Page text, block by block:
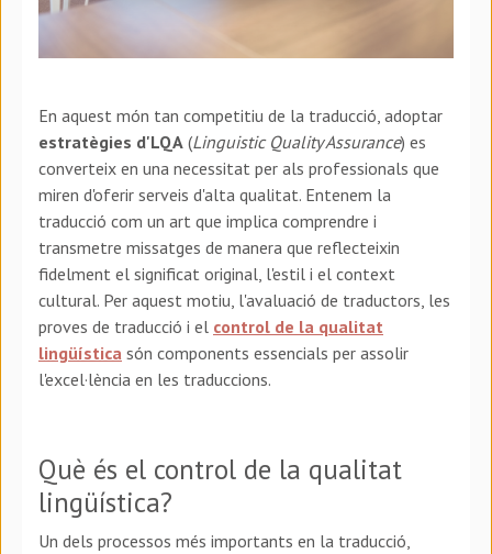
En aquest món tan competitiu de la traducció, adoptar
estratègies d'LQA (Linguistic Quality Assurance) es
converteix en una necessitat per als professionals que
miren d'oferir serveis d'alta qualitat. Entenem la
traducció com un art que implica comprendre i
transmetre missatges de manera que reflecteixin
fidelment el significat original, l'estil i el context
cultural. Per aquest motiu, l'avaluació de traductors, les
proves de traducció i el control de la qualitat
lingüística són components essencials per assolir
l'excel·lència en les traduccions.
Què és el control de la qualitat
lingüística?
Un dels processos més importants en la traducció,